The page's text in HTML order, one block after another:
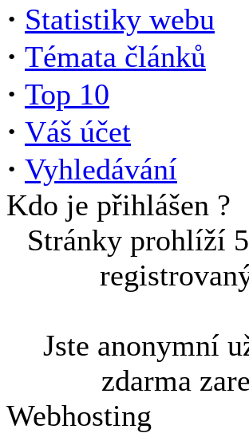
· Statistiky webu
· Témata článků
· Top 10
· Váš účet
· Vyhledávání
Kdo je přihlášen ?
Stránky prohlíží
Jste anonymní
zdarma
Webhosting